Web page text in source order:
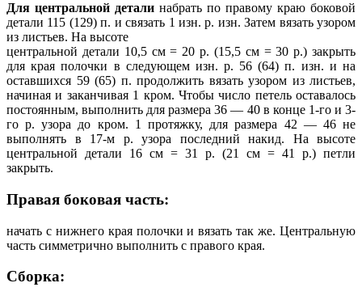
Для центральной детали набрать по правому краю боковой
детали 115 (129) п. и связать 1 изн. р. изн. Затем вязать узором
из листьев. На высоте
центральной детали 10,5 см = 20 р. (15,5 см = 30 р.) закрыть
для края полочки в следующем изн. р. 56 (64) п. изн. и на
оставшихся 59 (65) п. продолжить вязать узором из листьев,
начиная и заканчивая 1 кром. Чтобы число петель оставалось
постоянным, выполнить для размера 36 — 40 в конце 1-го и 3-
го р. узора до кром. 1 протяжку, для размера 42 — 46 не
выполнять в 17-м р. узора последний накид. На высоте
центральной детали 16 см = 31 р. (21 см = 41 р.) петли
закрыть.
Правая боковая часть:
начать с нижнего края полочки и вязать так же. Центральную
часть симметрично выполнить с правого края.
Сборка: